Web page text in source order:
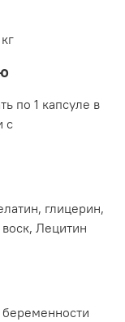
по 1 капсуле в
с
глицерин,
Лецитин